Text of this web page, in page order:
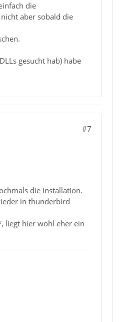
die
aber sobald die
gesucht hab) habe
#7
die Installation.
in thunderbird
liegt hier wohl eher ein